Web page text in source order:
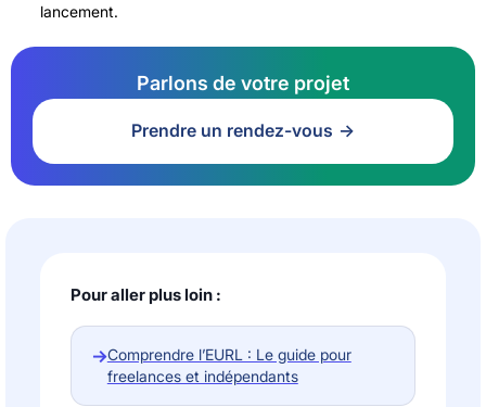
lancement.
Parlons de votre projet
Prendre un rendez-vous
Pour aller plus loin :
→Comprendre l’EURL : Le guide pour
freelances et indépendants